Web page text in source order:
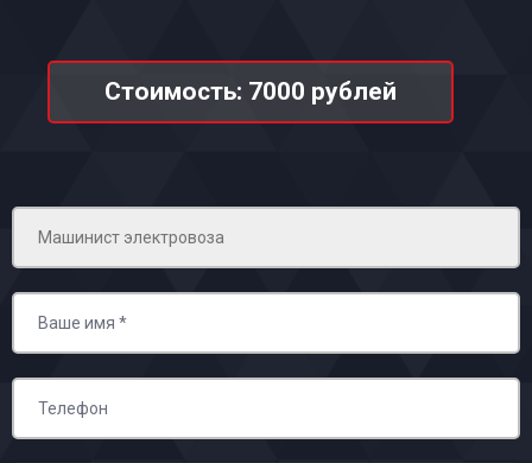
Стоимость: 7000 рублей